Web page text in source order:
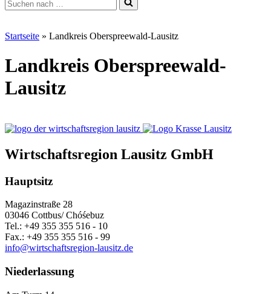
nach …
Startseite » Landkreis Oberspreewald-Lausitz
Landkreis Oberspreewald-
Lausitz
Wirtschaftsregion Lausitz GmbH
Hauptsitz
Magazinstraße 28
03046 Cottbus/ Chóśebuz
Tel.: +49 355 355 516 - 10
Fax.: +49 355 355 516 - 99
info@wirtschaftsregion-lausitz.de
Niederlassung